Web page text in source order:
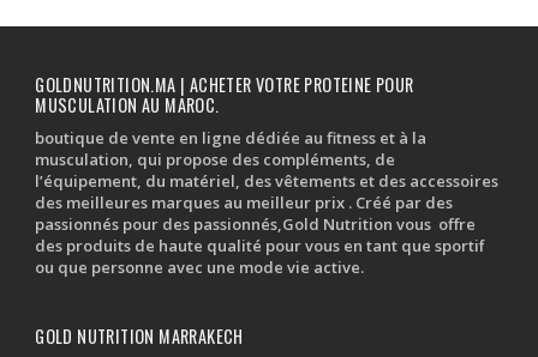
GOLDNUTRITION.MA | ACHETER VOTRE PROTEINE POUR
MUSCULATION AU MAROC.
boutique de vente en ligne dédiée au fitness et à la
musculation, qui propose des compléments, de
l’équipement, du matériel, des vêtements et des accessoires
des meilleures marques au meilleur prix . Créé par des
passionnés pour des passionnés,Gold Nutrition vous offre
des produits de haute qualité pour vous en tant que sportif
ou que personne avec une mode vie active.
GOLD NUTRITION MARRAKECH